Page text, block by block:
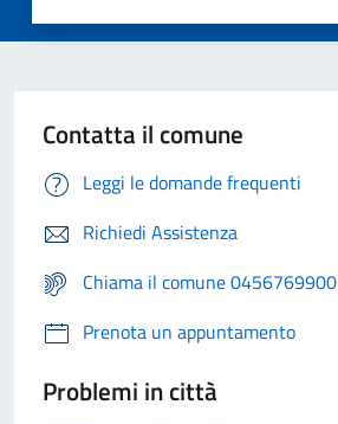
Contatta il comune
Leggi le domande frequenti
Richiedi Assistenza
Chiama il comune 0456769900
Prenota un appuntamento
Problemi in città